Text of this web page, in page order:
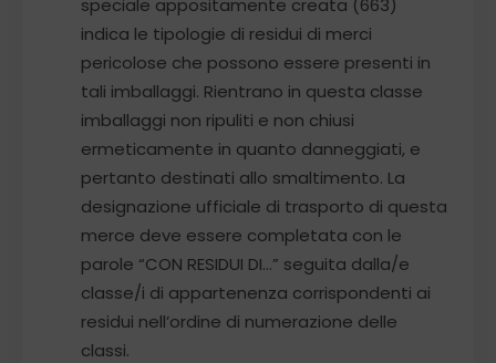
speciale appositamente creata (663)
indica le tipologie di residui di merci
pericolose che possono essere presenti in
tali imballaggi. Rientrano in questa classe
imballaggi non ripuliti e non chiusi
ermeticamente in quanto danneggiati, e
pertanto destinati allo smaltimento. La
designazione ufficiale di trasporto di questa
merce deve essere completata con le
parole “CON RESIDUI DI…” seguita dalla/e
classe/i di appartenenza corrispondenti ai
residui nell’ordine di numerazione delle
classi.